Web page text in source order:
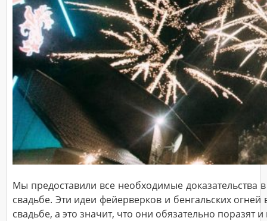
Мы предоставили все необходимые
свадьбе. Эти идеи фейерверков и бенгальских
свадьбе, а это значит, что они обязательно поразят и
считается
принятым
к
исполнению
только
после
подтверждающего
звонка
нашего
менеджера.